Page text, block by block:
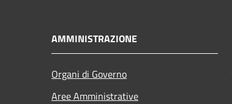
AMMINISTRAZIONE
Organi di Governo
Aree Amministrative